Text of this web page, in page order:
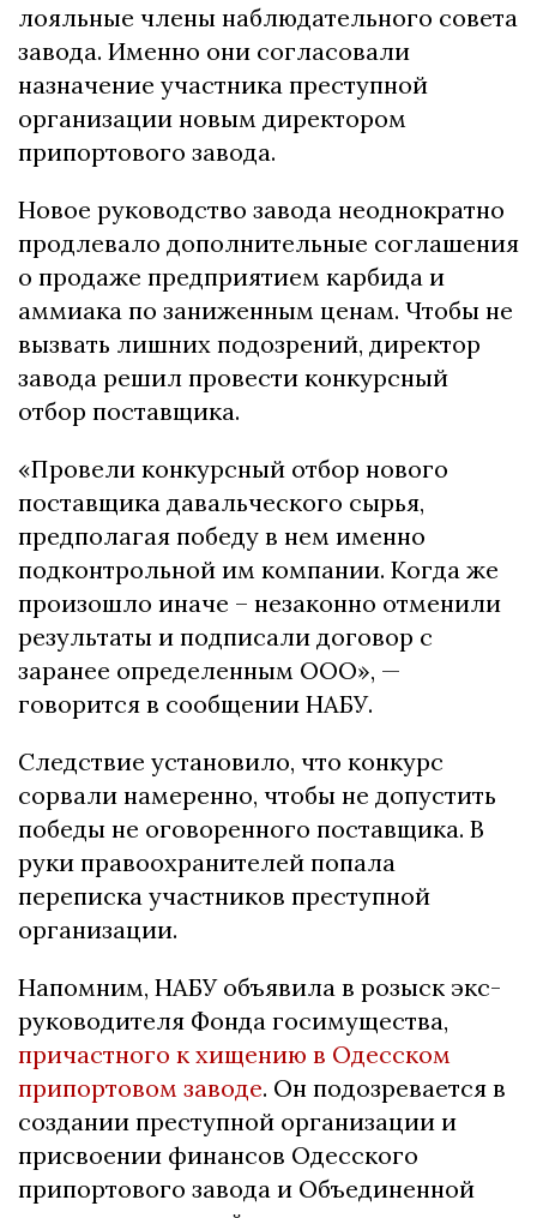
лояльные члены наблюдательного совета
завода. Именно они согласовали
назначение участника преступной
организации новым директором
припортового завода.
Новое руководство завода неоднократно
продлевало дополнительные соглашения
о продаже предприятием карбида и
аммиака по заниженным ценам. Чтобы не
вызвать лишних подозрений, директор
завода решил провести конкурсный
отбор поставщика.
«Провели конкурсный отбор нового
поставщика давальческого сырья,
предполагая победу в нем именно
подконтрольной им компании. Когда же
произошло иначе – незаконно отменили
результаты и подписали договор с
заранее определенным ООО», —
говорится в сообщении НАБУ.
Следствие установило, что конкурс
сорвали намеренно, чтобы не допустить
победы не оговоренного поставщика. В
руки правоохранителей попала
переписка участников преступной
организации.
Напомним, НАБУ объявила в розыск экс-
руководителя Фонда госимущества,
причастного к хищению в Одесском
припортовом заводе. Он подозревается в
создании преступной организации и
присвоении финансов Одесского
припортового завода и Объединенной